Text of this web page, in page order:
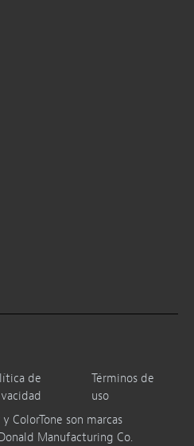
de
Términos de
uso
ColorTone son marcas
Manufacturing Co.